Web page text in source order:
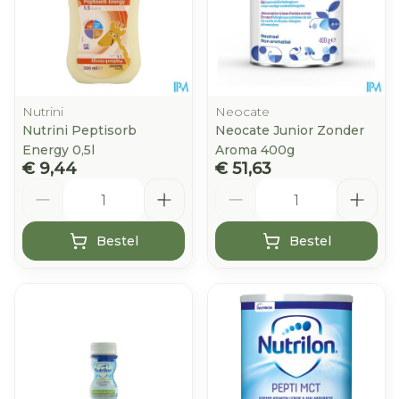
Nutrini
Nutrini Peptisorb
Energy 0,5l
€ 9,44
Bestel
Neocate
Neocate Junior Zonder
Aroma 400g
€ 51,63
Bestel